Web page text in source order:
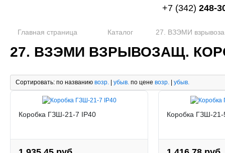
+7 (342) 248-
Главная страница Каталог 27. ВЗЭМИ
27. ВЗЭМИ ВЗРЫВОЗАЩ.
Сортировать: по названию возр. | убыв. по цене возр. | убыв.
Коробка ГЗШ-21-7 IP40 Коробка ГЗШ-21-